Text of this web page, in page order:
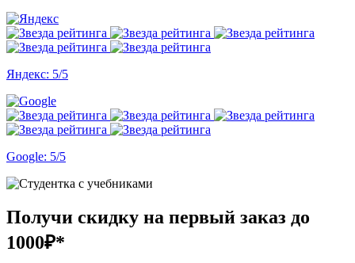
Яндекс: 5/5
Google: 5/5
Получи скидку на первый заказ до
1000₽*